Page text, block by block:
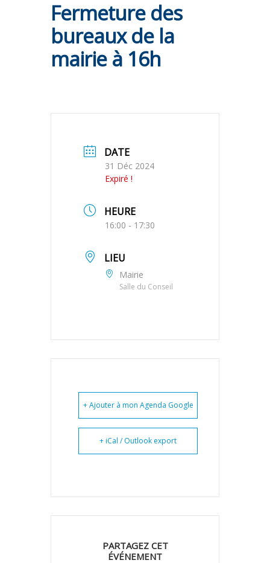
Fermeture des
bureaux de la
mairie à 16h
DATE
31 Déc 2024
Expiré !
HEURE
16:00 - 17:30
LIEU
Mairie
Salle du Conseil
+ Ajouter à mon Agenda Google
+ iCal / Outlook export
PARTAGEZ CET
ÉVÉNEMENT